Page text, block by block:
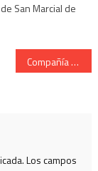
San Marcial de
Compañía Azken Portu Cantinera Maialen García Revista 2011
Los campos